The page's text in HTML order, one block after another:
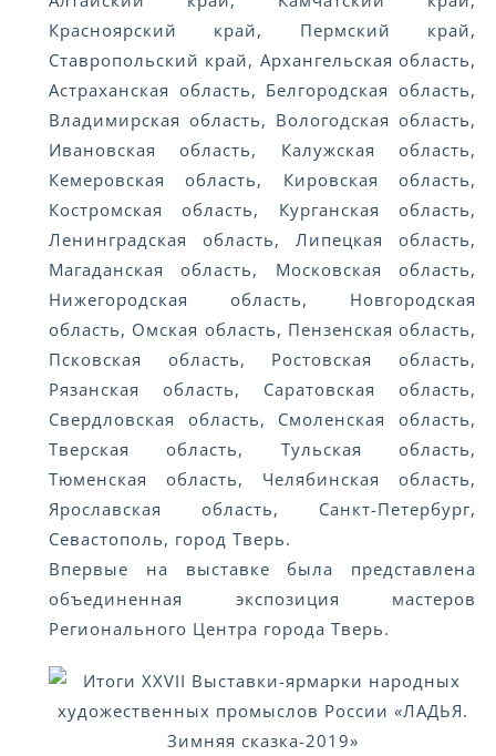
Красноярский край, Пермский край,
Ставропольский край, Архангельская область,
Астраханская область, Белгородская область,
Владимирская область, Вологодская область,
Ивановская область, Калужская область,
Кемеровская область, Кировская область,
Костромская область, Курганская область,
Ленинградская область, Липецкая область,
Магаданская область, Московская область,
Нижегородская область, Новгородская
область, Омская область, Пензенская область,
Псковская область, Ростовская область,
Рязанская область, Саратовская область,
Свердловская область, Смоленская область,
Тверская область, Тульская область,
Тюменская область, Челябинская область,
Ярославская область, Санкт-Петербург,
Севастополь, город Тверь.
Впервые на выставке была представлена
объединенная экспозиция мастеров
Регионального Центра города Тверь.